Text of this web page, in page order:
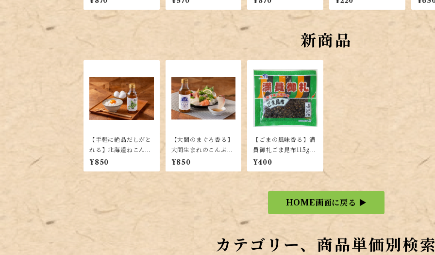
金比率ブレンド】
g【羅臼・利尻・真昆
める！出し昆布代わり
に！羅臼・利尻・真昆
味】
用で
新商品
【手軽に絶品だしがと
れる】北海道ねこんぶ
だし300ml【使いやす
い液体タイプ】
¥850
【大間のまぐろ香る】
大間生まれのこんぶだ
し300ml【手軽な液体
だし】
¥850
【ごまの風味香る】満
員御礼ごま昆布115g
【昆布佃煮】
¥400
HOME画面に戻る ▶
カテゴリー、商品単価別検